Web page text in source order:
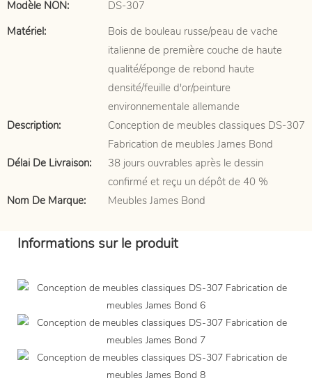
Modèle NON:
DS-307
Matériel:
Bois de bouleau russe/peau de vache
italienne de première couche de haute
qualité/éponge de rebond haute
densité/feuille d'or/peinture
environnementale allemande
Description:
Conception de meubles classiques DS-307
Fabrication de meubles James Bond
Délai De Livraison:
38 jours ouvrables après le dessin
confirmé et reçu un dépôt de 40 %
Nom De Marque:
Meubles James Bond
Informations sur le produit